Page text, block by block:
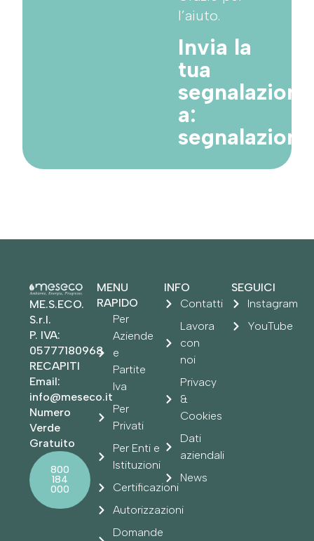
l’aiuto.
Invia la
tua
segnalazione
a:
ME.S.ECO.
S.r.l.
P. IVA:
05777180968
RECAPITI
Email:
info@meseco.it
Numero
Verde
Gratuito
800
184
000
MENU
RAPIDO
Per
Aziende
e
Partite
Iva
Per
Privati
Per Enti e
Istituzioni
Certificazioni
Autorizzazioni
Domande
INFO
Contatti
Lavora
con
noi
Privacy
&
Cookies
Dati
aziendali
News
SEGUICI
Instagram
YouTube